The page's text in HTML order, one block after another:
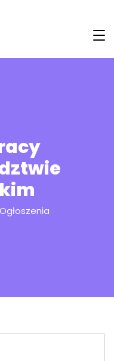
Ogłoszenia